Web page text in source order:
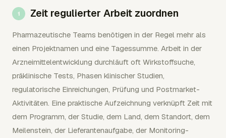
Zeit regulierter Arbeit zuordnen
Pharmazeutische Teams benötigen in der Regel mehr als
einen Projektnamen und eine Tagessumme. Arbeit in der
Arzneimittelentwicklung durchläuft oft Wirkstoffsuche,
präklinische Tests, Phasen klinischer Studien,
regulatorische Einreichungen, Prüfung und Postmarket-
Aktivitäten. Eine praktische Aufzeichnung verknüpft Zeit mit
dem Programm, der Studie, dem Land, dem Standort, dem
Meilenstein, der Lieferantenaufgabe, der Monitoring-